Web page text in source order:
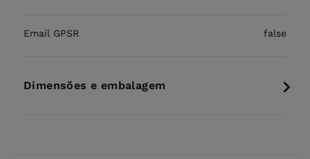
Email GPSR false
Dimensões e embalagem